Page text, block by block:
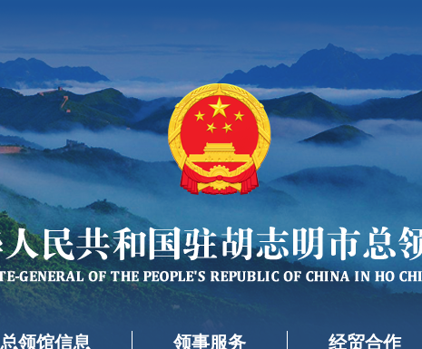
总领馆信息 领事服务 经贸合作